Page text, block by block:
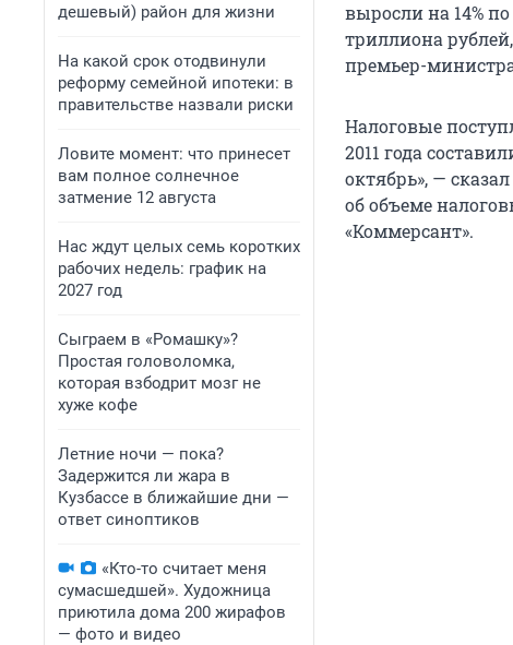
дешевый) район для жизни
На какой срок отодвинули
реформу семейной ипотеки: в
правительстве назвали риски
Ловите момент: что принесет
вам полное солнечное
затмение 12 августа
Нас ждут целых семь коротких
рабочих недель: график на
2027 год
Сыграем в «Ромашку»?
Простая головоломка,
которая взбодрит мозг не
хуже кофе
Летние ночи — пока?
Задержится ли жара в
Кузбассе в ближайшие дни —
ответ синоптиков
«Кто-то считает меня
сумасшедшей». Художница
приютила дома 200 жирафов
— фото и видео
выросли на 14%
триллиона
премьер-
Налоговые
2011 года
октябрь», —
об объеме
«Коммерсант».